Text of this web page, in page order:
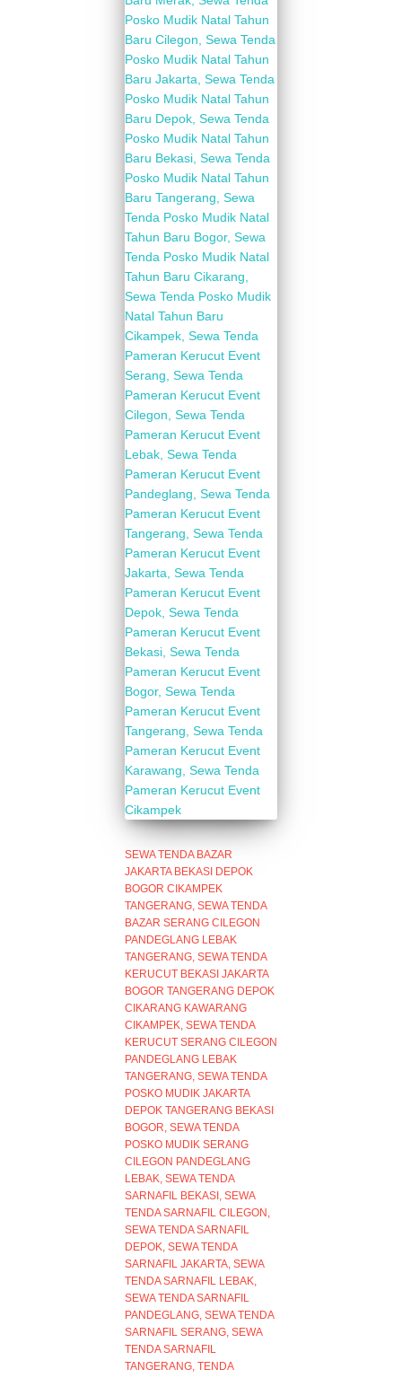
SEWA TENDA BAZAR
JAKARTA BEKASI DEPOK
BOGOR CIKAMPEK
TANGERANG SEWA TENDA
BAZAR SERANG CILEGON
PANDEGLANG LEBAK
TANGERANG SEWA TENDA
KERUCUT BEKASI JAKARTA
BOGOR TANGERANG DEPOK
CIKARANG KAWARANG
CIKAMPEK SEWA TENDA
KERUCUT SERANG CILEGON
PANDEGLANG LEBAK
TANGERANG SEWA TENDA
POSKO MUDIK JAKARTA
DEPOK TANGERANG BEKASI
BOGOR SEWA TENDA
POSKO MUDIK SERANG
CILEGON PANDEGLANG
LEBAK SEWA TENDA
SARNAFIL BEKASI
SEWA
TENDA SARNAFIL CILEGON
SEWA TENDA SARNAFIL
DEPOK SEWA TENDA
SARNAFIL JAKARTA SEWA
TENDA SARNAFIL LEBAK
SEWA TENDA SARNAFIL
PANDEGLANG SEWA TENDA
SARNAFIL SERANG SEWA
TENDA SARNAFIL
TANGERANG TENDA